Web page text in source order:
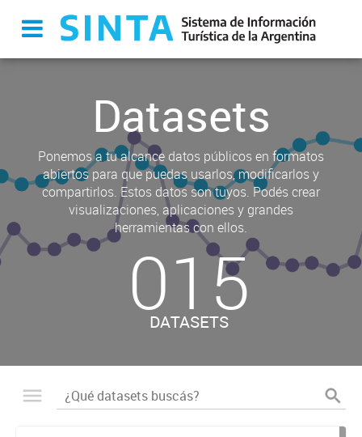
Datasets
Ponemos a tu alcance datos públicos en formatos
abiertos para que puedas usarlos, modificarlos y
compartirlos. Estos datos son tuyos. Podés crear
visualizaciones, aplicaciones y grandes
herramientas con ellos.
015
DATASETS